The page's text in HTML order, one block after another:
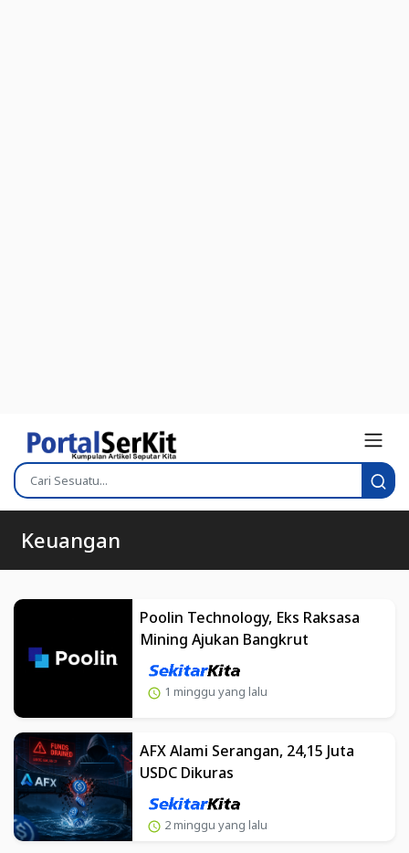
Keuangan
Poolin Technology, Eks Raksasa
Mining Ajukan Bangkrut
1 minggu yang lalu
AFX Alami Serangan, 24,15 Juta
USDC Dikuras
2 minggu yang lalu